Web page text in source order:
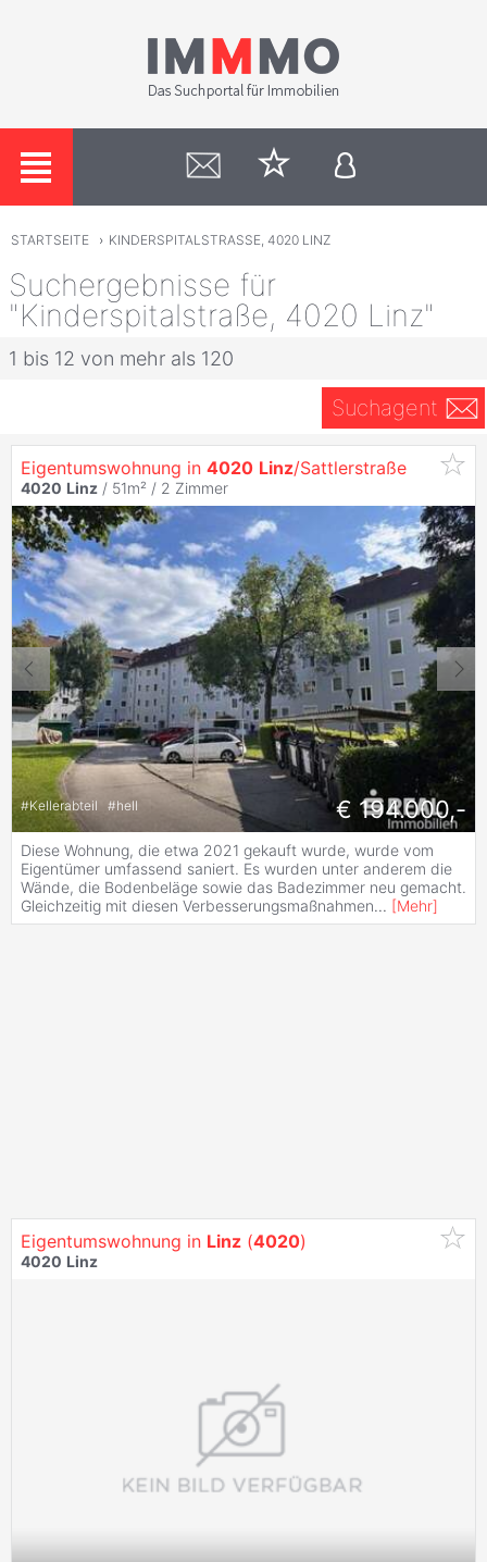
STARTSEITE › KINDERSPITALSTRASSE, 4020 LINZ
Suchergebnisse für
"Kinderspitalstraße, 4020 Linz"
1 bis 12 von mehr als 120
Suchagent
Eigentumswohnung in 4020 Linz/Sattlerstraße
4020 Linz / 51m² / 2 Zimmer
#Kellerabteil #hell € 194.000,-
Diese Wohnung, die etwa 2021 gekauft wurde, wurde vom
Eigentümer umfassend saniert. Es wurden unter anderem die
Wände, die Bodenbeläge sowie das Badezimmer neu gemacht.
Gleichzeitig mit diesen Verbesserungsmaßnahmen... [Mehr]
Eigentumswohnung in Linz (4020)
4020 Linz